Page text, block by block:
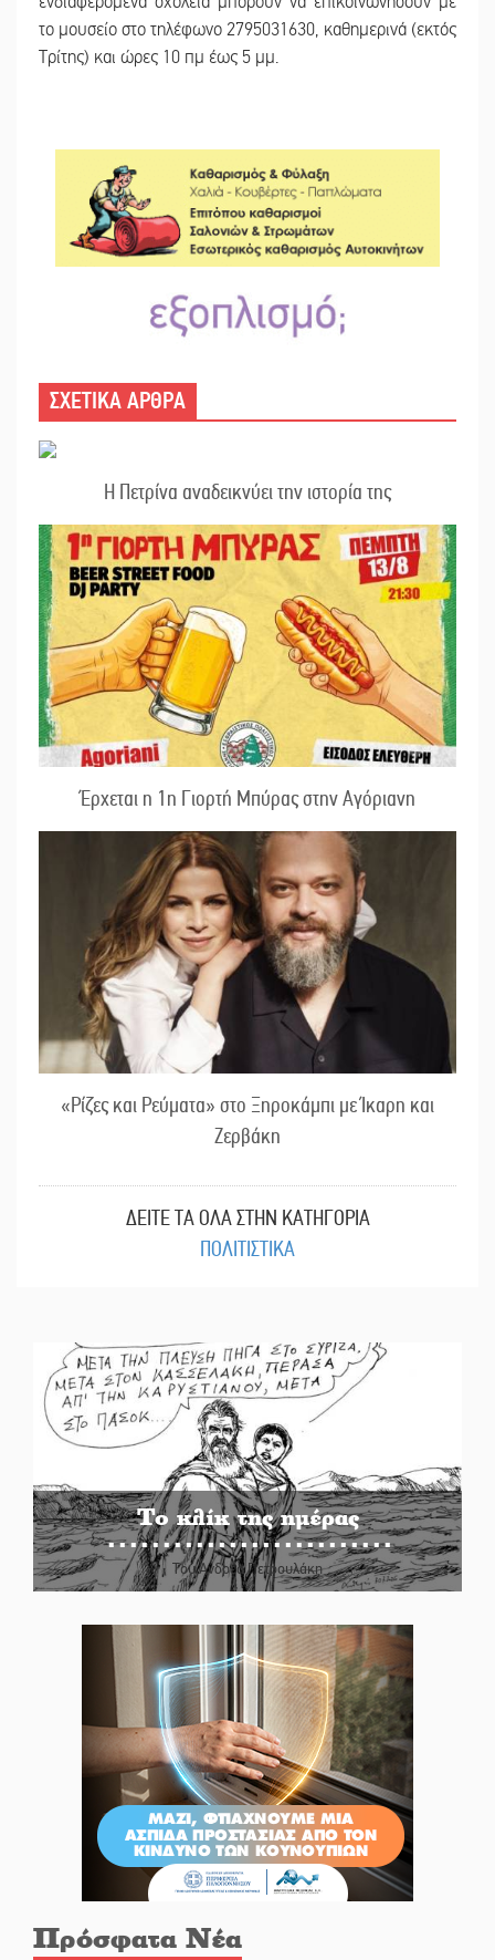
το μουσείο στο τηλέφωνο 2795031630, καθημερινά (εκτός
Τρίτης) και ώρες 10 πμ έως 5 μμ.
ΣΧΕΤΙΚΑ ΑΡΘΡΑ
Η Πετρίνα αναδεικνύει την ιστορία της
Έρχεται η 1η Γιορτή Μπύρας στην Αγόριανη
«Ρίζες και Ρεύματα» στο Ξηροκάμπι με Ίκαρη και
Ζερβάκη
ΔΕΙΤΕ ΤΑ ΟΛΑ ΣΤΗΝ ΚΑΤΗΓΟΡΙΑ
ΠΟΛΙΤΙΣΤΙΚΑ
Το κλίκ της ημέρας
Του Ανδρέα Πετρουλάκη
Πρόσφατα Νέα